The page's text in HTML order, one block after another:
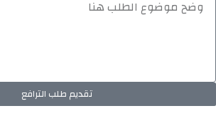
تقديم طلب الترافع